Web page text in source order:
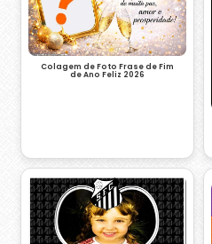
Colagem de Foto Frase de Fim
de Ano Feliz 2026